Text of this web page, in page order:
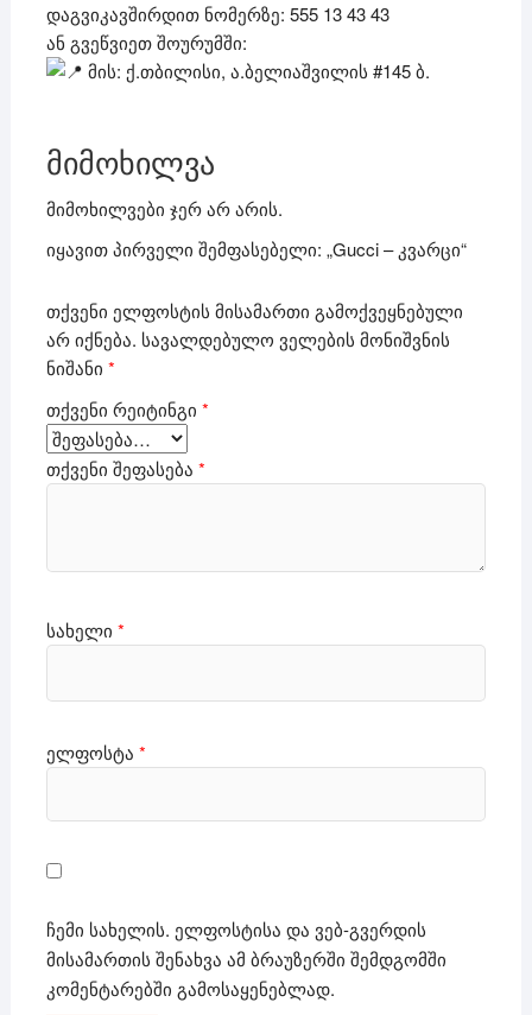
დაგვიკავშირდით ნომერზე: 555 13 43 43
ან გვეწვიეთ შოურუმში:
მის: ქ.თბილისი, ა.ბელიაშვილის #145 ბ.
მიმოხილვა
მიმოხილვები ჯერ არ არის.
იყავით პირველი შემფასებელი: „Gucci – კვარცი“
თქვენი ელფოსტის მისამართი გამოქვეყნებული
არ იქნება. სავალდებულო ველების მონიშვნის
ნიშანი *
თქვენი რეიტინგი *
თქვენი შეფასება *
სახელი *
ელფოსტა *
ჩემი სახელის. ელფოსტისა და ვებ-გვერდის
მისამართის შენახვა ამ ბრაუზერში შემდგომში
კომენტარებში გამოსაყენებლად.